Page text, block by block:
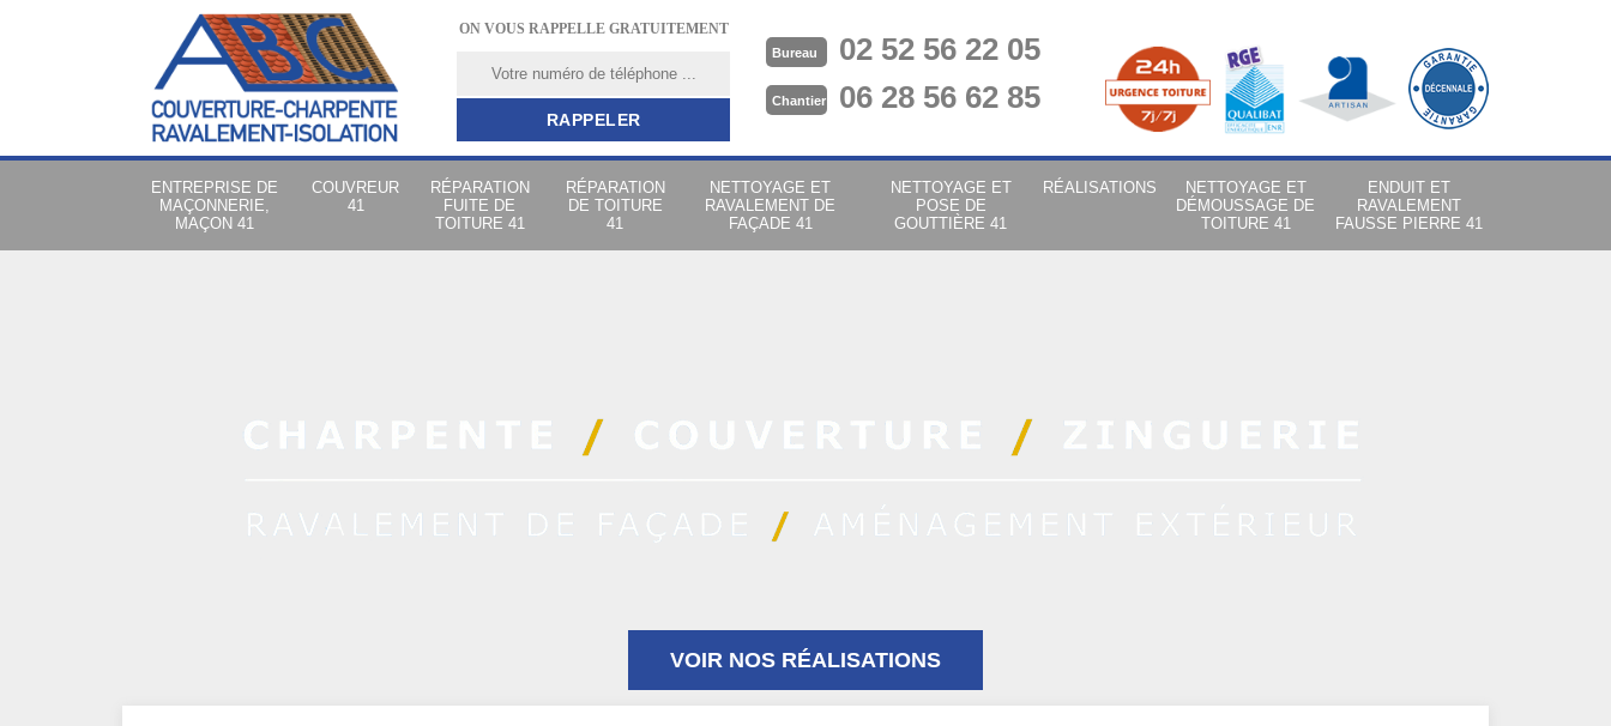
ON VOUS RAPPELLE GRATUITEMENT
Bureau 02 52 56 22 05
Chantier 06 28 56 62 85
ENTREPRISE DE
MAÇONNERIE,
MAÇON 41
COUVREUR
41
RÉPARATION
FUITE DE
TOITURE 41
RÉPARATION
DE TOITURE
41
NETTOYAGE ET
RAVALEMENT DE
FAÇADE 41
NETTOYAGE ET
POSE DE
GOUTTIÈRE 41
RÉALISATIONS
NETTOYAGE ET
DÉMOUSSAGE DE
TOITURE 41
ENDUIT ET
RAVALEMENT
FAUSSE PIERRE 41
VOIR NOS RÉALISATIONS